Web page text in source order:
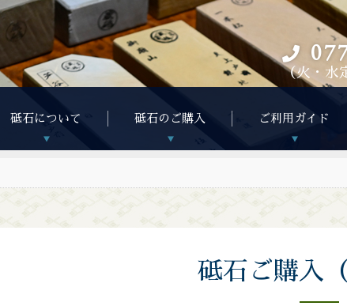
（火・水
砥石について 砥石のご購入 ご利用ガイド
砥石ご購入